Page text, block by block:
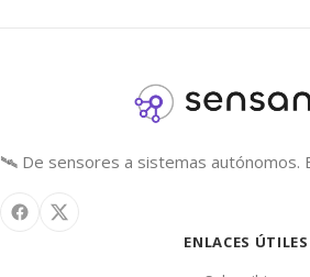
🛰️ De sensores a sistemas autónomos.
ENLACES ÚTILES